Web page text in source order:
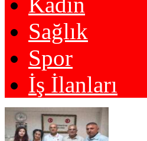
Sağlık
Spor
İş İlanları